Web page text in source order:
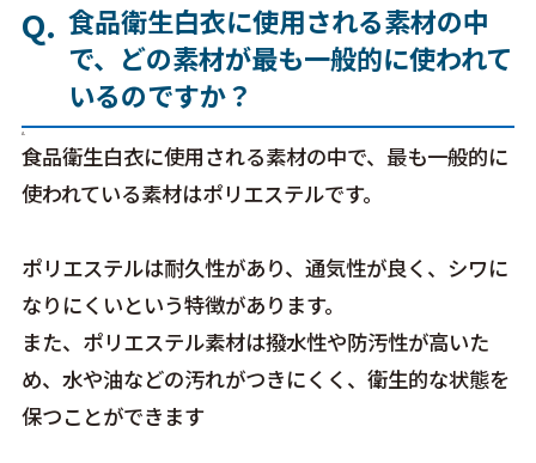
Q. 食品衛生白衣に使用される素材の中
で、どの素材が最も一般的に使われて
いるのですか？
A.
食品衛生白衣に使用される素材の中で、最も一般的に
使われている素材はポリエステルです。
ポリエステルは耐久性があり、通気性が良く、シワに
なりにくいという特徴があります。
また、ポリエステル素材は撥水性や防汚性が高いた
め、水や油などの汚れがつきにくく、衛生的な状態を
保つことができます